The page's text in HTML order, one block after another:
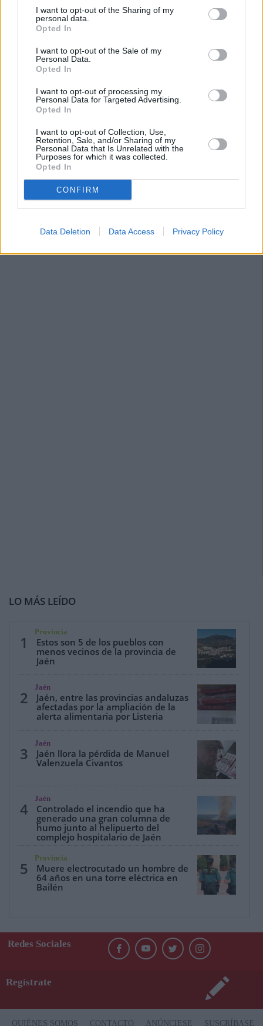
I want to opt-out of the Sharing of my
personal data.
Opted In
I want to opt-out of the Sale of my
Personal Data.
Opted In
I want to opt-out of processing my
Personal Data for Targeted Advertising.
Opted In
I want to opt-out of Collection, Use,
Retention, Sale, and/or Sharing of my
Personal Data that Is Unrelated with the
Purposes for which it was collected.
Opted In
CONFIRM
Data Deletion Data Access Privacy Policy
LO MÁS LEÍDO
1
Provincia
Estos son 5 de los pueblos con
menos vecinos de la provincia de
Jaén
2
Jaén
Jaén, entre las provincias andaluzas
afectadas por la ampliación de la
alerta alimentaria por Listeria
3
Jaén
Jaén llora la pérdida de Manuel
Valenzuela Civantos
4
Jaén
Controlado el incendio que ha
generado una gran columna de
humo junto al helipuerto del
complejo hospitalario de Jaén
5
Provincia
Muere electrocutado un hombre de
64 años en una torre eléctrica en
Bailén
Redes Sociales
Regístrate
QUIÉNES SOMOS CONTACTO ANÚNCIESE SUSCRÍBASE